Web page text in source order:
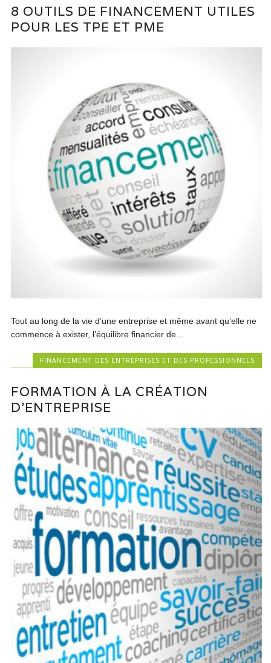
8 OUTILS DE FINANCEMENT UTILES
POUR LES TPE ET PME
Tout au long de la vie d’une entreprise et même avant qu’elle ne
commence à exister, l’équilibre financier de...
FINANCEMENT DES ENTREPRISES ET DES PROFESSIONNELS
FORMATION À LA CRÉATION
D’ENTREPRISE